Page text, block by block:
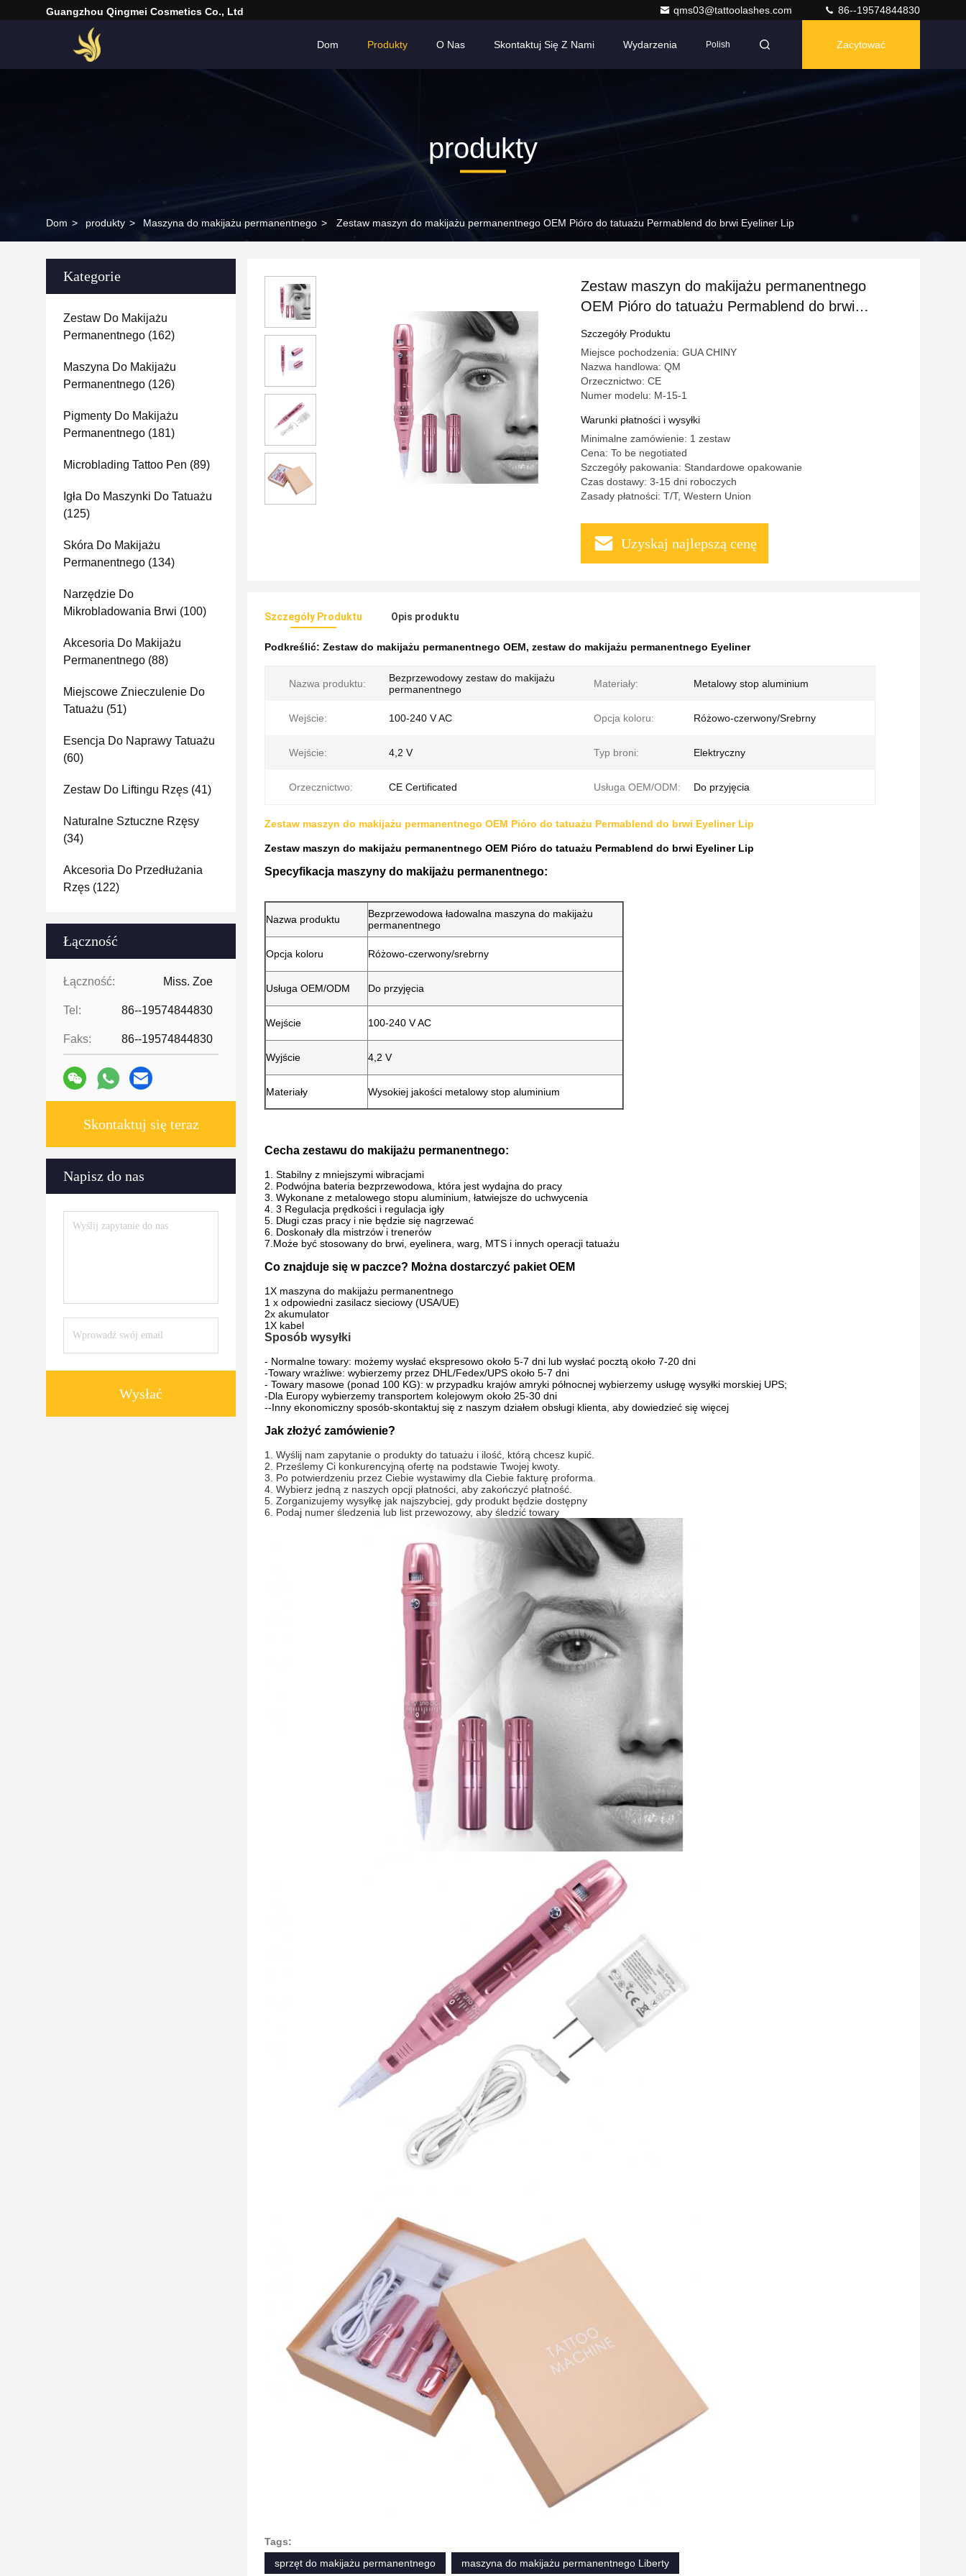
Guangzhou Qingmei Cosmetics Co., Ltd qms03@tattoolashes.com 86--19574844830
Dom Produkty O Nas Skontaktuj Się Z Nami Wydarzenia Polish Zacytować
produkty
Dom > produkty > Maszyna do makijażu permanentnego > Zestaw maszyn do makijażu permanentnego OEM Pióro do tatuażu Permablend do brwi Eyeliner Lip
Kategorie
Zestaw Do Makijażu
Permanentnego (162)
Maszyna Do Makijażu
Permanentnego (126)
Pigmenty Do Makijażu
Permanentnego (181)
Microblading Tattoo Pen (89)
Igła Do Maszynki Do Tatuażu
(125)
Skóra Do Makijażu
Permanentnego (134)
Narzędzie Do
Mikrobladowania Brwi (100)
Akcesoria Do Makijażu
Permanentnego (88)
Miejscowe Znieczulenie Do
Tatuażu (51)
Esencja Do Naprawy Tatuażu
(60)
Zestaw Do Liftingu Rzęs (41)
Naturalne Sztuczne Rzęsy
(34)
Akcesoria Do Przedłużania
Rzęs (122)
Łączność
Łączność: Miss. Zoe
Tel: 86--19574844830
Faks: 86--19574844830
Skontaktuj się teraz
Napisz do nas
Wysłać
Zestaw maszyn do makijażu permanentnego
OEM Pióro do tatuażu Permablend do brwi
Eyeliner Lip
Szczegóły Produktu
Miejsce pochodzenia: GUA CHINY
Nazwa handlowa: QM
Orzecznictwo: CE
Numer modelu: M-15-1
Warunki płatności i wysyłki
Minimalne zamówienie: 1 zestaw
Cena: To be negotiated
Szczegóły pakowania: Standardowe opakowanie
Czas dostawy: 3-15 dni roboczych
Zasady płatności: T/T, Western Union
Uzyskaj najlepszą cenę
Szczegóły Produktu Opis produktu
Podkreślić: Zestaw do makijażu permanentnego OEM, zestaw do makijażu permanentnego Eyeliner
Nazwa produktu:
Bezprzewodowy zestaw do makijażu
permanentnego
Materiały: Metalowy stop aluminium
Wejście: 100-240 V AC Opcja koloru: Różowo-czerwony/Srebrny
Wejście: 4,2 V Typ broni: Elektryczny
Orzecznictwo: CE Certificated Usługa OEM/ODM: Do przyjęcia
Zestaw maszyn do makijażu permanentnego OEM Pióro do tatuażu Permablend do brwi Eyeliner Lip
Zestaw maszyn do makijażu permanentnego OEM Pióro do tatuażu Permablend do brwi Eyeliner Lip
Specyfikacja maszyny do makijażu permanentnego:
Nazwa produktu
Bezprzewodowa ładowalna maszyna do makijażu
permanentnego
Opcja koloru Różowo-czerwony/srebrny
Usługa OEM/ODM Do przyjęcia
Wejście 100-240 V AC
Wyjście 4,2 V
Materiały Wysokiej jakości metalowy stop aluminium
Cecha zestawu do makijażu permanentnego:
1. Stabilny z mniejszymi wibracjami
2. Podwójna bateria bezprzewodowa, która jest wydajna do pracy
3. Wykonane z metalowego stopu aluminium, łatwiejsze do uchwycenia
4. 3 Regulacja prędkości i regulacja igły
5. Długi czas pracy i nie będzie się nagrzewać
6. Doskonały dla mistrzów i trenerów
7. Może być stosowany do brwi, eyelinera, warg, MTS i innych operacji tatuażu
Co znajduje się w paczce? Można dostarczyć pakiet OEM
1X maszyna do makijażu permanentnego
1 x odpowiedni zasilacz sieciowy (USA/UE)
2x akumulator
1X kabel
Sposób wysyłki
- Normalne towary: możemy wysłać ekspresowo około 5-7 dni lub wysłać pocztą około 7-20 dni
-Towary wrażliwe: wybierzemy przez DHL/Fedex/UPS około 5-7 dni
- Towary masowe (ponad 100 KG): w przypadku krajów amryki północnej wybierzemy usługę wysyłki morskiej UPS;
-Dla Europy wybierzemy transportem kolejowym około 25-30 dni
--Inny ekonomiczny sposób-skontaktuj się z naszym działem obsługi klienta, aby dowiedzieć się więcej
Jak złożyć zamówienie?
1. Wyślij nam zapytanie o produkty do tatuażu i ilość, którą chcesz kupić.
2. Prześlemy Ci konkurencyjną ofertę na podstawie Twojej kwoty.
3. Po potwierdzeniu przez Ciebie wystawimy dla Ciebie fakturę proforma.
4. Wybierz jedną z naszych opcji płatności, aby zakończyć płatność.
5. Zorganizujemy wysyłkę jak najszybciej, gdy produkt będzie dostępny
6. Podaj numer śledzenia lub list przewozowy, aby śledzić towary
Tags:
sprzęt do makijażu permanentnego
maszyna do makijażu permanentnego Liberty